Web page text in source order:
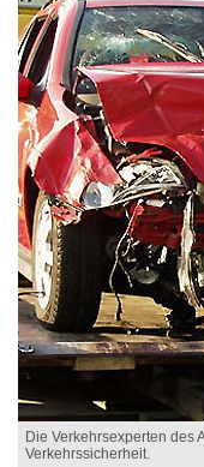
Die Verkehrsexperten des
Verkehrssicherheit.